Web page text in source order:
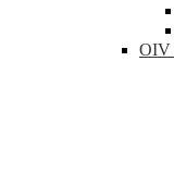
OIV